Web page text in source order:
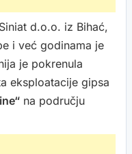
d.o.o. iz Bihać,
i već godinama je
je pokrenula
eksploatacije gipsa
na području